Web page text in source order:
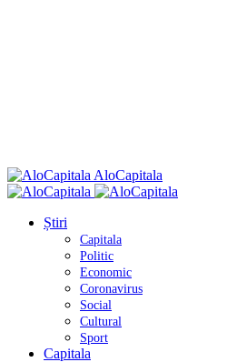
AloCapitala
Știri
Capitala
Politic
Economic
Coronavirus
Social
Cultural
Sport
Capitala